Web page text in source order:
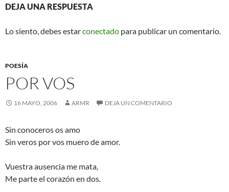
DEJA UNA RESPUESTA
Lo siento, debes estarconectado para publicar un comentario.
POESÍA
POR VOS
16 MAYO, 2006 ARMR DEJA UN COMENTARIO
Sin conoceros os amo
Sin veros por vos muero de amor.
Vuestra ausencia me mata,
Me parte el corazón en dos.